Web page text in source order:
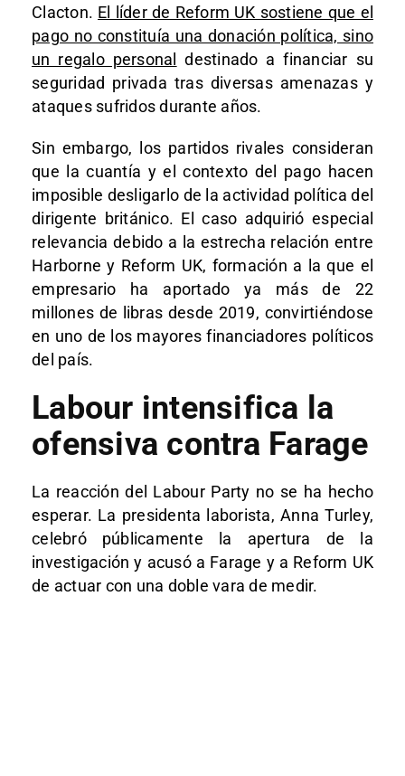
Clacton. El líder de Reform UK sostiene que el
pago no constituía una donación política, sino
un regalo personal
destinado a financiar su
seguridad privada tras diversas amenazas y
ataques sufridos durante años.
Sin embargo, los partidos rivales consideran
que la cuantía y el contexto del pago hacen
imposible desligarlo de la actividad política del
dirigente británico. El caso adquirió especial
relevancia debido a la estrecha relación entre
Harborne y Reform UK, formación a la que el
empresario ha aportado ya más de 22
millones de libras desde 2019, convirtiéndose
en uno de los mayores financiadores políticos
del país.
Labour intensifica la
ofensiva contra Farage
La reacción del Labour Party no se ha hecho
esperar. La presidenta laborista,Anna Turley,
celebró públicamente la apertura de la
investigación y acusó a Farage y a Reform UK
de actuar con una doble vara de medir.